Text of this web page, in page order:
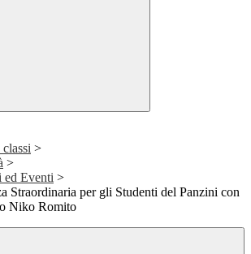
>
>
ed Eventi >
Straordinaria per gli Studenti del Panzini con
Niko Romito